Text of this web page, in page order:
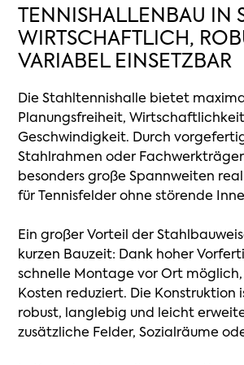
TENNISHALLENBAU IN
WIRTSCHAFTLICH,
VARIABEL EINSETZBAR
Die Stahltennishalle bietet
Planungsfreiheit, Wirtschaftlichkeit
Geschwindigkeit. Durch
Stahlrahmen oder Fachwerkträger
besonders große Spannweiten
für
Tennisfelder ohne störende
Ein großer Vorteil der
kurzen Bauzeit: Dank hoher
schnelle Montage vor Ort möglich,
Kosten reduziert. Die Konstruktion
robust, langlebig und leicht
zusätzliche Felder, Sozialräume